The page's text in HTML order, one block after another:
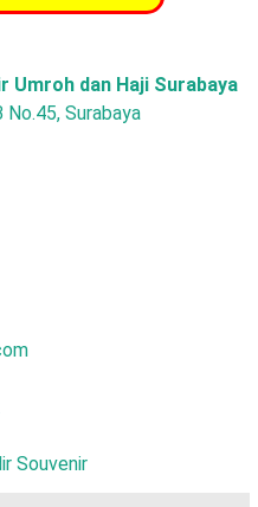
Umroh dan Haji Surabaya
Surabaya
Souvenir